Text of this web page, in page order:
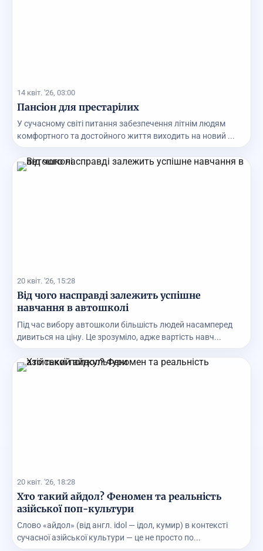
14 квіт. '26, 03:00
Пансіон для престарілих
У сучасному світі питання забезпечення літнім людям
комфортного та достойного життя виходить на новий ...
20 квіт. '26, 15:28
Від чого насправді залежить успішне
навчання в автошколі
Під час вибору автошколи більшість людей насамперед
дивиться на ціну. Це зрозуміло, адже вартість навч...
20 квіт. '26, 18:28
Хто такий айдол? Феномен та реальність
азійської поп-культури
Слово «айдол» (від англ. idol — ідол, кумир) в контексті
сучасної азійської культури — це не просто по...